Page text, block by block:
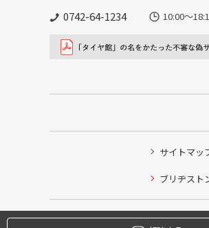
0742-64-1234 10:00～
サイトマッ
ブリヂスト
タイヤ点検・安全点検/タイヤ履